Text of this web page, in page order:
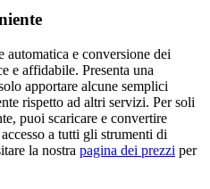
e conversione dei
e affidabile. Presenta una
apportare alcune semplici
rispetto ad altri servizi. Per soli
puoi scaricare e convertire
a tutti gli strumenti di
la nostra pagina dei prezzi per